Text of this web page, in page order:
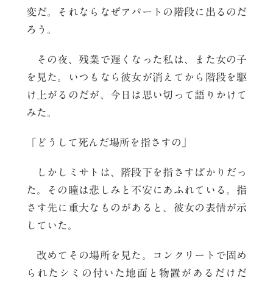
変だ。それならなぜアパートの階段に出るのだ
ろう。
その夜、残業で遅くなった私は、また女の子
を見た。いつもなら彼女が消えてから階段を駆
け上がるのだが、今日は思い切って語りかけて
みた。
「どうして死んだ場所を指さすの」
しかしミサトは、階段下を指さすばかりだっ
た。その瞳は悲しみと不安にあふれている。指
さす先に重大なものがあると、彼女の表情が示
していた。
改めてその場所を見た。コンクリートで固め
られたシミの付いた地面と物置があるだけだ